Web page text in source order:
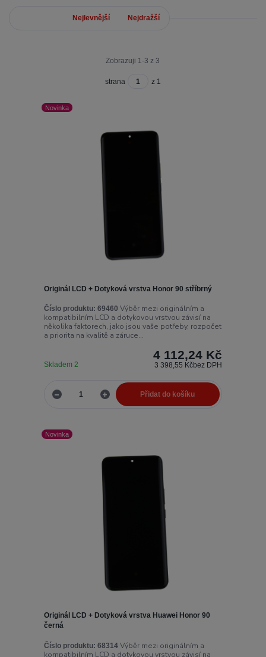
Nejlevnější Nejdražší
Zobrazuji 1-3 z 3
strana z 1
Novinka
Originál LCD + Dotyková vrstva Honor 90 stříbrný
Číslo produktu: 69460 Výběr mezi originálním a
kompatibilním LCD a dotykovou vrstvou závisí na
několika faktorech, jako jsou vaše potřeby, rozpočet
a priorita na kvalitě a záruce...
4 112,24 Kč
3 398,55 Kčbez DPH
Skladem 2
Přidat do košíku
Novinka
Originál LCD + Dotyková vrstva Huawei Honor 90
černá
Číslo produktu: 68314Výběr mezi originálním a
kompatibilním LCD a dotykovou vrstvou závisí na